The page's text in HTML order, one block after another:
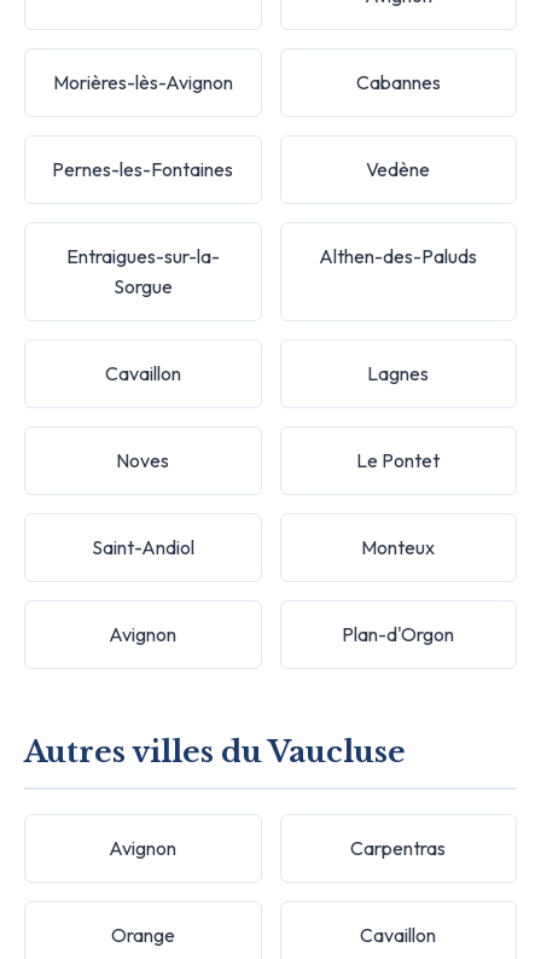
Morières-lès-Avignon Cabannes
Pernes-les-Fontaines Vedène
Entraigues-sur-la-
Sorgue
Althen-des-Paluds
Cavaillon Lagnes
Noves Le Pontet
Saint-Andiol Monteux
Avignon Plan-d'Orgon
Autres villes du Vaucluse
Avignon Carpentras
Orange Cavaillon